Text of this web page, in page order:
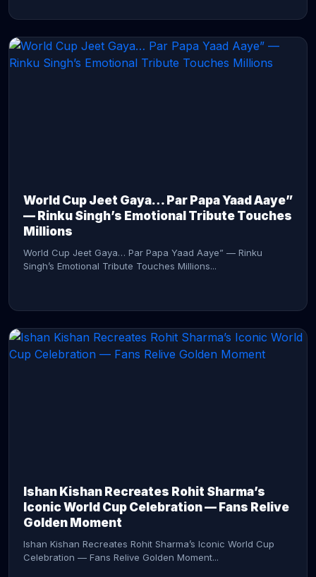
World Cup Jeet Gaya… Par Papa Yaad Aaye”
— Rinku Singh’s Emotional Tribute Touches
Millions
World Cup Jeet Gaya… Par Papa Yaad Aaye” — Rinku
Singh’s Emotional Tribute Touches Millions...
Ishan Kishan Recreates Rohit Sharma’s
Iconic World Cup Celebration — Fans Relive
Golden Moment
Ishan Kishan Recreates Rohit Sharma’s Iconic World Cup
Celebration — Fans Relive Golden Moment...